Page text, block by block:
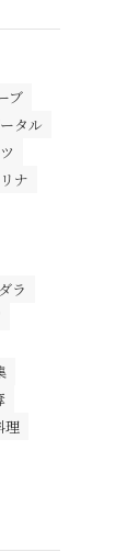
ブ
タル
ナ
ラ
理